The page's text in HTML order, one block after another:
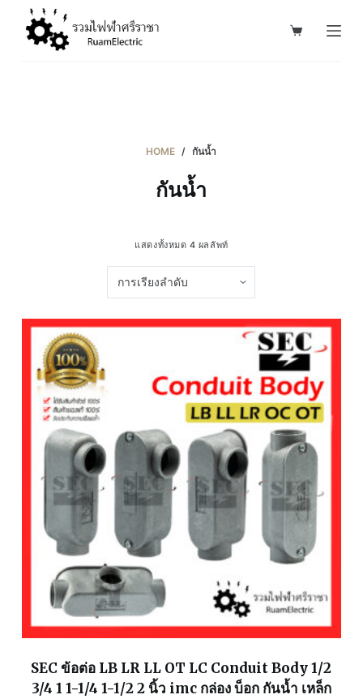
HOME / กันน้ำ
กันน้ำ
แสดงทั้งหมด 4 ผลลัพท์
SEC ข้อต่อ LB LR LL OT LC Conduit Body 1/2
3/4 1 1-1/4 1-1/2 2 นิ้ว imc กล่อง บ็อก กันน้ำ เหล็ก